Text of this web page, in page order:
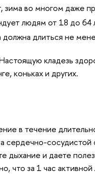
зима во многом даже
людям от 18 до 64
длиться не
кладезь
коньках и других.
в течение
сердечно-
дыхание и даете
что за 1 час активной